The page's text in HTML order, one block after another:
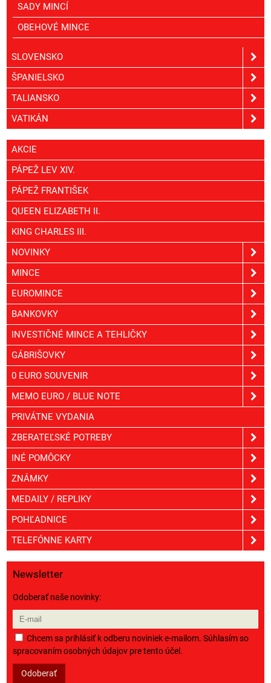
SADY MINCÍ
OBEHOVÉ MINCE
SLOVENSKO
ŠPANIELSKO
TALIANSKO
VATIKÁN
AKCIE
PÁPEŽ LEV XIV.
PÁPEŽ FRANTIŠEK
QUEEN ELIZABETH II.
KING CHARLES III.
NOVINKY
MINCE
EUROMINCE
BANKOVKY
INVESTIČNÉ MINCE A TEHLIČKY
GÁBRIŠOVKY
0 EURO SOUVENIR
MEMO EURO / BLUE NOTE
PRIVÁTNE VYDANIA
ZBERATEĽSKÉ POTREBY
INÉ POMÔCKY
ZNÁMKY
MEDAILY / REPLIKY
POHĽADNICE
TELEFÓNNE KARTY
Newsletter
Odoberať naše novinky:
Chcem sa prihlásiť k odberu noviniek e-mailom. Súhlasím so
spracovaním osobných údajov pre tento účel.
Odoberať